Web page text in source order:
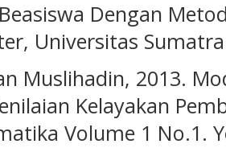
Dengan
Universitas
Muslihadin, 2013.
Kelayakan
Volume 1 No.1.